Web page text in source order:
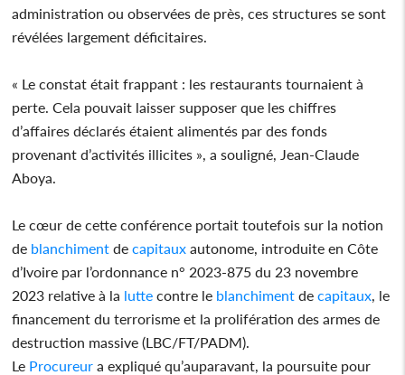
administration ou observées de près, ces structures se sont
révélées largement déficitaires.
« Le constat était frappant : les restaurants tournaient à
perte. Cela pouvait laisser supposer que les chiffres
d’affaires déclarés étaient alimentés par des fonds
provenant d’activités illicites », a souligné, Jean-Claude
Aboya.
Le cœur de cette conférence portait toutefois sur la notion
de blanchiment de capitaux autonome, introduite en Côte
d’Ivoire par l’ordonnance n° 2023-875 du 23 novembre
2023 relative à la lutte contre le blanchiment de capitaux , le
financement du terrorisme et la prolifération des armes de
destruction massive (LBC/FT/PADM).
Le Procureur a expliqué qu’auparavant, la poursuite pour